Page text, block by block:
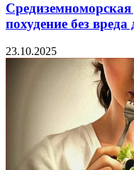
похудение без
23.10.2025